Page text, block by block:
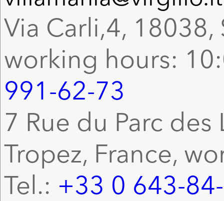
Via Carli,4, 18038,
working hours:
991-62-73
7 Rue du Parc
Tropez, France,
Tel.: +33 0 643-